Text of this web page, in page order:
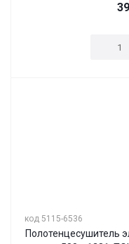
код 5115-6536
Полотенцесушитель